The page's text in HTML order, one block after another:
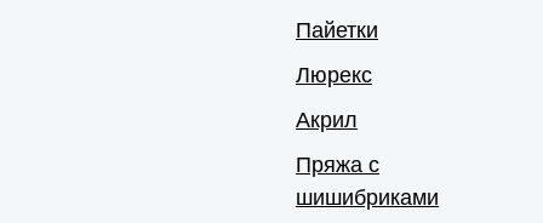
Пайетки
Люрекс
Акрил
Пряжа с
шишибриками